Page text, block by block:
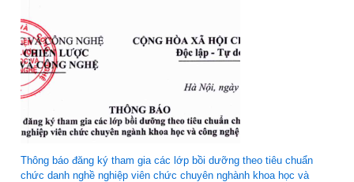
Thông báo đăng ký tham gia các lớp bồi dưỡng theo tiêu chuẩn
chức danh nghề nghiệp viên chức chuyên nghành khoa học và